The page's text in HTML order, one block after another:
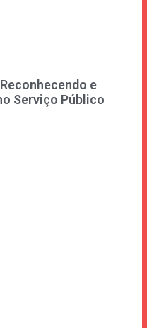
e
Serviço Público